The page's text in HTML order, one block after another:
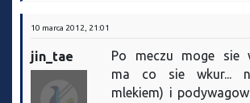
10 marca 2012, 21:01
jin_tae
Po meczu moge sie
ma co sie wkur...
mlekiem) i